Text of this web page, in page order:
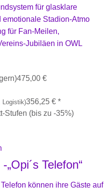
für glasklare
emotionale Stadion-Atmo
für Fan-Meilen,
Jubiläen in OWL
475,00 €
Logistik)356,25 € *
Stufen (bis zu -35%)
Telefon“
können ihre Gäste auf